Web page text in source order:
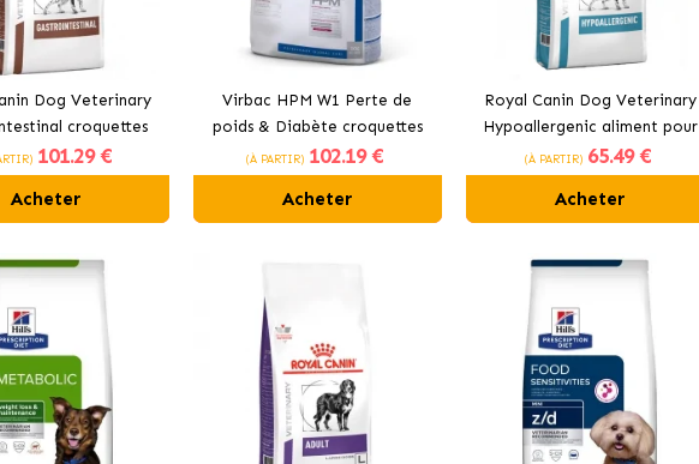
Dog Veterinary
croquettes
chiens adultes
101.29 €
Acheter
Virbac HPM W1 Perte de
poids & Diabète croquettes
pour chiens
(À PARTIR) 102.19 €
Acheter
Royal Canin Dog Veterinary
Hypoallergenic aliment pour
chiens adultes
(À PARTIR) 65.49 €
Acheter